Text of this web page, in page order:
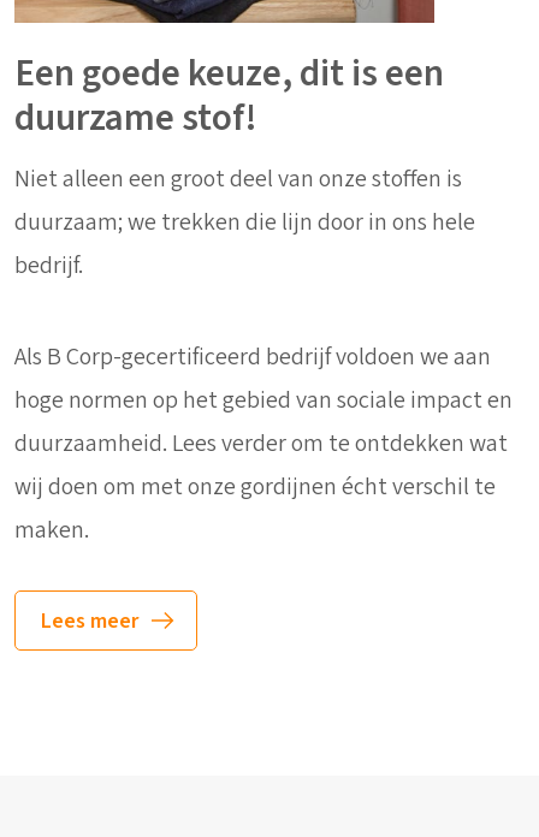
Een goede keuze, dit is een
duurzame stof!
Niet alleen een groot deel van onze stoffen is
duurzaam; we trekken die lijn door in ons hele
bedrijf.
Als B Corp-gecertificeerd bedrijf voldoen we aan
hoge normen op het gebied van sociale impact en
duurzaamheid. Lees verder om te ontdekken wat
wij doen om met onze gordijnen écht verschil te
maken.
Lees meer